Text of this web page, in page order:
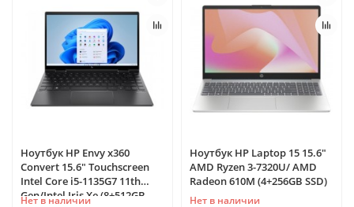
Ноутбук HP Envy x360
Convert 15.6" Touchscreen
Intel Core i5-1135G7 11th
Gen/Intel Iris Xe (8+512GB
Нет в наличии
Ноутбук HP Laptop 15 15.6"
AMD Ryzen 3-7320U/ AMD
Radeon 610M (4+256GB SSD)
Нет в наличии